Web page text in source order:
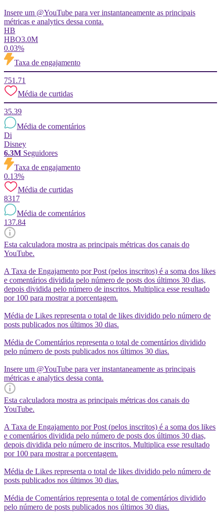
Insere um @YouTube para ver instantaneamente as principais
métricas e analytics dessa conta.
HB
HBO3.0M
0.03%
Taxa de engajamento
751.71
Média de curtidas
35.39
Média de comentários
Di
Disney
6.3M Seguidores
Taxa de engajamento
0.13%
Média de curtidas
8317
Média de comentários
137.84
Esta calculadora mostra as principais métricas dos canais do
YouTube.
A Taxa de Engajamento por Post (pelos inscritos) é a soma dos likes
e comentários dividida pelo número de posts dos últimos 30 dias,
depois dividida pelo número de inscritos. Multiplica esse resultado
por 100 para mostrar a porcentagem.
Média de Likes representa o total de likes dividido pelo número de
posts publicados nos últimos 30 dias.
Média de Comentários representa o total de comentários dividido
pelo número de posts publicados nos últimos 30 dias.
Insere um @YouTube para ver instantaneamente as principais
métricas e analytics dessa conta.
Esta calculadora mostra as principais métricas dos canais do
YouTube.
A Taxa de Engajamento por Post (pelos inscritos) é a soma dos likes
e comentários dividida pelo número de posts dos últimos 30 dias,
depois dividida pelo número de inscritos. Multiplica esse resultado
por 100 para mostrar a porcentagem.
Média de Likes representa o total de likes dividido pelo número de
posts publicados nos últimos 30 dias.
Média de Comentários representa o total de comentários dividido
pelo número de posts publicados nos últimos 30 dias.